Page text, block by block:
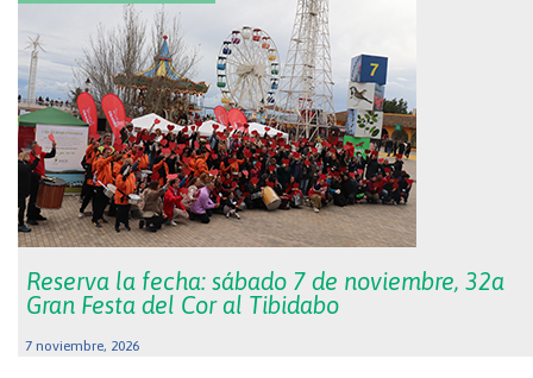
Reserva la fecha: sábado 7 de noviembre, 32a
Gran Festa del Cor al Tibidabo
7 noviembre, 2026